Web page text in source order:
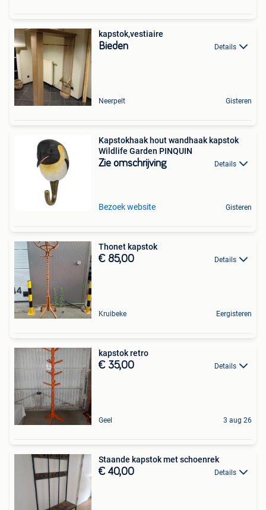
kapstok,vestiaire
Bieden Details
Neerpelt Gisteren
Kapstokhaak hout wandhaak kapstok
Wildlife Garden PINQUIN
Zie omschrijving Details
Bezoek website Gisteren
Thonet kapstok
€ 85,00 Details
Kruibeke Eergisteren
kapstok retro
€ 35,00 Details
Geel 3 aug 26
Staande kapstok met schoenrek
€ 40,00 Details